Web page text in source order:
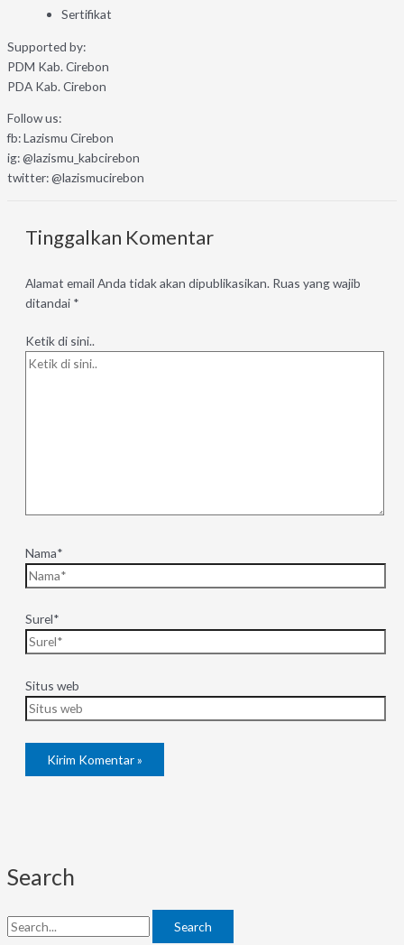
Sertifikat
Supported by:
PDM Kab. Cirebon
PDA Kab. Cirebon
Follow us:
fb: Lazismu Cirebon
ig: @lazismu_kabcirebon
twitter: @lazismucirebon
Tinggalkan Komentar
Alamat email Anda tidak akan dipublikasikan. Ruas yang wajib
ditandai *
Ketik di sini..
Nama*
Surel*
Situs web
Search
Search